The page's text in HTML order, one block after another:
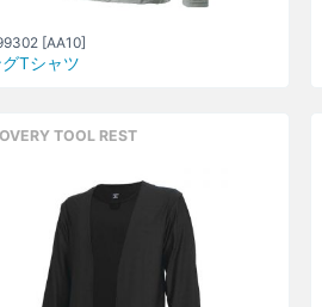
[AA10]
グTシャツ
TOOL REST